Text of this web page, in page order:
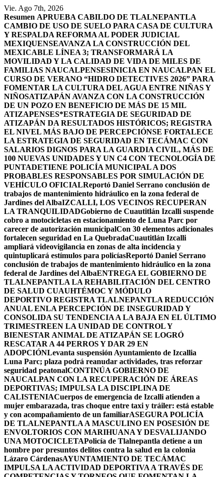
Saltar
al
contenido
Vie. Ago 7th, 2026
Resumen APRUEBA CABILDO DE TLALNEPANTLA
CAMBIO DE USO DE SUELO PARA CASA DE CULTURA
Y RESPALDA REFORMA AL PODER JUDICIAL
MEXIQUENSEAVANZA LA CONSTRUCCIÓN DEL
MEXICABLE LÍNEA 3; TRANSFORMARÁ LA
MOVILIDAD Y LA CALIDAD DE VIDA DE MILES DE
FAMILIAS NAUCALPENSESINICIA EN NAUCALPAN EL
CURSO DE VERANO “HIDRO DETECTIVES 2026” PARA
FOMENTAR LA CULTURA DEL AGUA ENTRE NIÑAS Y
NIÑOSATIZAPÁN AVANZA CON LA CONSTRUCCIÓN
DE UN POZO EN BENEFICIO DE MÁS DE 15 MIL
ATIZAPENSES*ESTRATEGIA DE SEGURIDAD DE
ATIZAPÁN DA RESULTADOS HISTÓRICOS; REGISTRA
EL NIVEL MÁS BAJO DE PERCEPCIÓNSE FORTALECE
LA ESTRATEGIA DE SEGURIDAD EN TECÁMAC CON
SALARIOS DIGNOS PARA LA GUARDIA CIVIL, MÁS DE
100 NUEVAS UNIDADES Y UN C4 CON TECNOLOGÍA DE
PUNTADETIENE POLICÍA MUNICIPAL A DOS
PROBABLES RESPONSABLES POR SIMULACIÓN DE
VEHÍCULO OFICIALReportó Daniel Serrano conclusión de
trabajos de mantenimiento hidráulico en la zona federal de
Jardines del AlbaIZCALLI, LOS VECINOS RECUPERAN
LA TRANQUILIDADGobierno de Cuautitlán Izcalli suspende
cobro a motocicletas en estacionamiento de Luna Parc por
carecer de autorización municipalCon 30 elementos adicionales
fortalecen seguridad en La QuebradaCuautitlán Izcalli
ampliará videovigilancia en zonas de alta incidencia y
quintuplicará estímulos para policíasReportó Daniel Serrano
conclusión de trabajos de mantenimiento hidráulico en la zona
federal de Jardines del AlbaENTREGA EL GOBIERNO DE
TLALNEPANTLA LA REHABILITACIÓN DEL CENTRO
DE SALUD CUAUHTÉMOC Y MÓDULO
DEPORTIVO REGISTRA TLALNEPANTLA REDUCCIÓN
ANUAL ENLA PERCEPCIÓN DE INSEGURIDAD Y
CONSOLIDA SU TENDENCIA A LA BAJA EN EL ÚLTIMO
TRIMESTREEN LA UNIDAD DE CONTROL Y
BIENESTAR ANIMAL DE ATIZAPÁN SE LOGRÓ
RESCATAR A 44 PERROS Y DAR 29 EN
ADOPCIÓNLevanta suspensión Ayuntamiento de Izcallia
Luna Parc; plaza podrá reanudar actividades, tras reforzar
seguridad peatonalCONTINÚA GOBIERNO DE
NAUCALPAN CON LA RECUPERACIÓN DE ÁREAS
DEPORTIVAS; IMPULSA LA DISCIPLINA DE
CALISTENIACuerpos de emergencia de Izcalli atienden a
mujer embarazada, tras choque entre taxi y tráiler: está estable
y con acompañamiento de un familiarASEGURA POLICÍA
DE TLALNEPANTLA A MASCULINO EN POSESIÓN DE
ENVOLTORIOS CON MARIHUANA Y DESVALIJANDO
UNA MOTOCICLETAPolicía de Tlalnepantla detiene a un
hombre por presuntos delitos contra la salud en la colonia
Lázaro CárdenasAYUNTAMIENTO DE TECÁMAC
IMPULSA LA ACTIVIDAD DEPORTIVA A TRAVÉS DE